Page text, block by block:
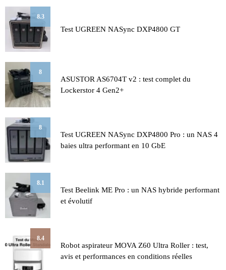
8.3
Test UGREEN NASync DXP4800 GT
8
ASUSTOR AS6704T v2 : test complet du
Lockerstor 4 Gen2+
8
Test UGREEN NASync DXP4800 Pro : un NAS 4
baies ultra performant en 10 GbE
8.1
Test Beelink ME Pro : un NAS hybride performant
et évolutif
8.4
Robot aspirateur MOVA Z60 Ultra Roller : test,
avis et performances en conditions réelles